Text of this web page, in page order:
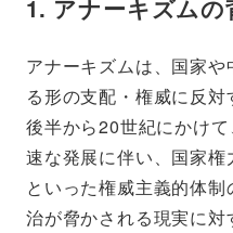
1. アナーキズムの
アナーキズムは、国家
る形の支配・権威に反
後半から20世紀にかけ
速な発展に伴い、国家
といった権威主義的体
治が脅かされる現実に対